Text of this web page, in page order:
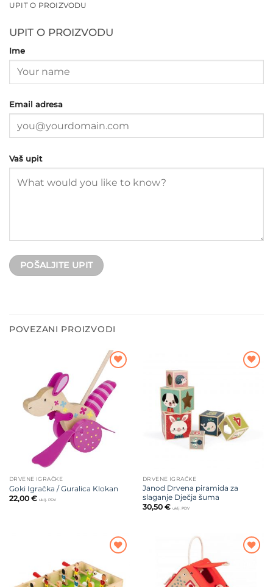
UPIT O PROIZVODU
UPIT O PROIZVODU
Ime
Email adresa
Vaš upit
POVEZANI PROIZVODI
Dodajte
na listu
želja
DRVENE IGRAČKE
Goki Igračka / Guralica Klokan
22,00 € uklj. PDV
DRVENE IGRAČKE
Janod Drvena piramida za
slaganje Dječja šuma
30,50 € uklj. PDV
na listu
želja